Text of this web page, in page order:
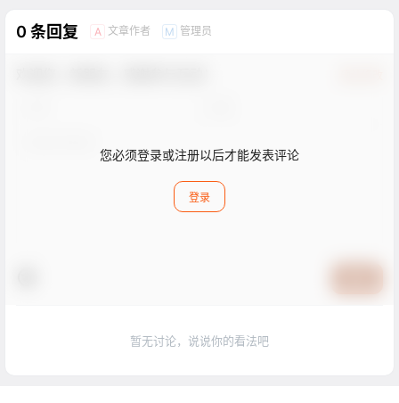
0 条回复 A 文章作者 M 管理员
您必须登录或注册以后才能发表评论
登录
暂无讨论，说说你的看法吧